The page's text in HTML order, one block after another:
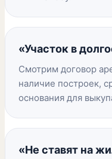
«Участок в
Смотрим договор
наличие построек,
основания для
«Не ставят на